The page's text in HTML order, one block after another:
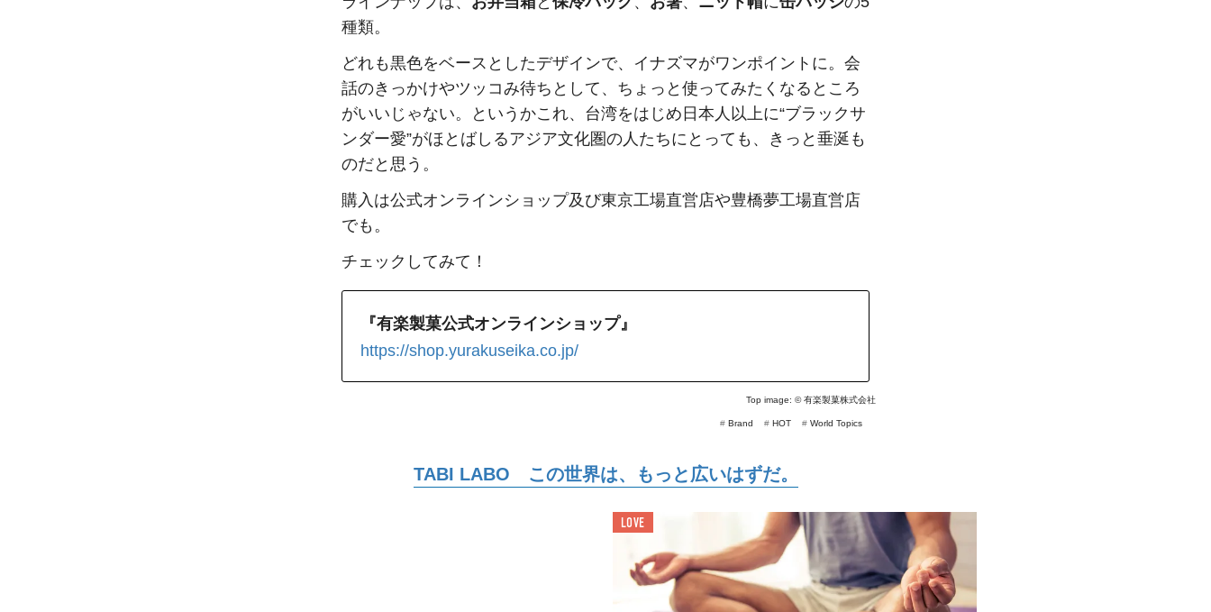
種類。
どれも黒色をベースとしたデザインで、イナズマがワンポイントに。会
話のきっかけやツッコみ待ちとして、ちょっと使ってみたくなるところ
がいいじゃない。というかこれ、台湾をはじめ日本人以上に“ブラックサ
ンダー愛”がほとばしるアジア文化圏の人たちにとっても、きっと垂涎も
のだと思う。
購入は公式オンラインショップ及び東京工場直営店や豊橋夢工場直営店
でも。
チェックしてみて！
『有楽製菓公式オンラインショップ』
https://shop.yurakuseika.co.jp/
Top image: ©有楽製菓株式会社
# World Topics
# HOT
# Brand
TABI LABO この世界は、もっと広いはずだ。
LOVE